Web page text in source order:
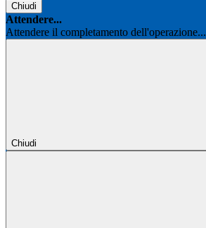
Chiudi
Attendere...
Attendere il completamento dell'operazione...
Chiudi